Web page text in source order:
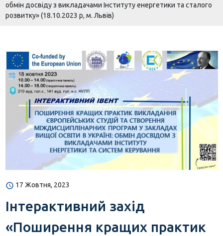
обмін досвіду з викладачами Інституту енергетики та сталого
розвитку» (18.10.2023 р, м. Львів)
17 Жовтня, 2023
Інтерактивний захід
«Поширення кращих практик